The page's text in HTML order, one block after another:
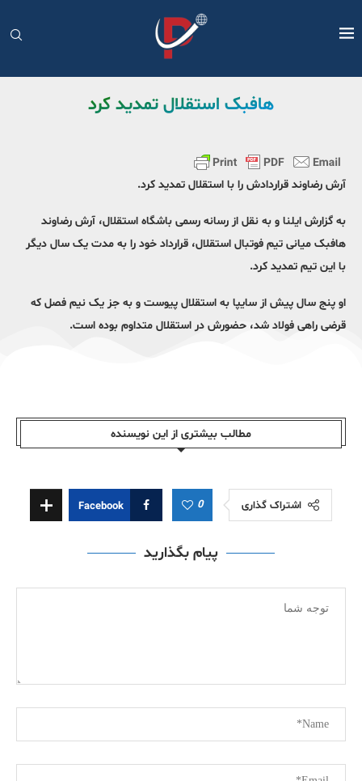
هافبک استقلال تمدید کرد
آرش رضاوند قراردادش را با استقلال تمدید کرد.
به گزارش ایلنا و به نقل از رسانه رسمی باشگاه استقلال، آرش رضاوند
هافبک میانی تیم فوتبال استقلال، قرارداد خود را به مدت یک سال دیگر
با این تیم تمدید کرد.
او پنج سال پیش از سایپا به استقلال پیوست و به جز یک نیم فصل که
قرضی راهی فولاد شد، حضورش در استقلال متداوم بوده است.
مطالب بیشتری از این نویسندە
اشتراک گذاری 0
Facebook
پیام بگذارید